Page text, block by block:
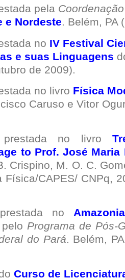
pela Coordenação
e Nordeste. Belém, PA
no IV Festival
e suas Linguagens
de 2009).
no livro Física
Caruso e Vitor
no livro
to Prof. José Maria
Crispino, M. O. C.
Física/CAPES/ CNPq,
no
Programa de Pós-
do Pará. Belém,
Curso de